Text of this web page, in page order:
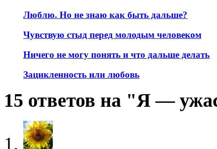
Люблю. Но не знаю как быть дальше?
Чувствую стыд перед молодым человеком
Ничего не могу понять и что дальше делать
Зацикленность или любовь
15 ответов на "Я —